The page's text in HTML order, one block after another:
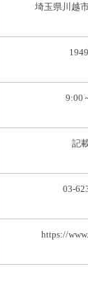
埼玉県川越
9:00
記
03-
https://